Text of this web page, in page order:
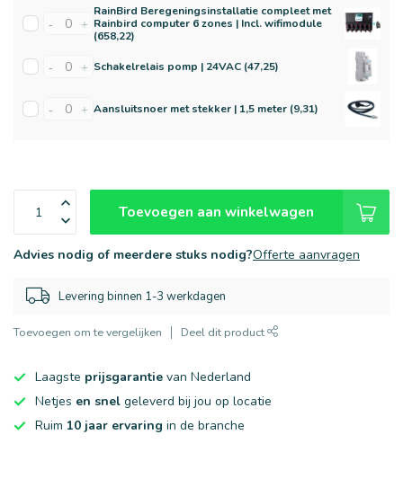
- +
RainBird Beregeningsinstallatie compleet met
Rainbird computer 6 zones | Incl. wifimodule
(658,22)
- + Schakelrelais pomp | 24VAC (47,25)
- + Aansluitsnoer met stekker | 1,5 meter (9,31)
Toevoegen aan winkelwagen
Advies nodig of meerdere stuks nodig?Offerte aanvragen
Levering binnen 1-3 werkdagen
Toevoegen om te vergelijken Deel dit product
Laagste prijsgarantie van Nederland
Netjes en snel geleverd bij jou op locatie
Ruim 10 jaar ervaring in de branche